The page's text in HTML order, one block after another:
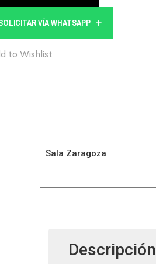
VÍA WHATSAPP
to Wishlist
Sala Zaragoza
Descripción